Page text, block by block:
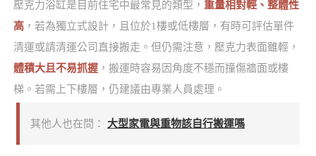
壓克力浴缸是目前住宅中最常見的類型， 重量相對輕、整體性
高，若為獨立式設計，且位於1樓或低樓層，有時可評估單件
清運或請清運公司直接搬走。但仍需注意，壓克力表面雖輕，
體積大且不易抓握，搬運時容易因角度不穩而撞傷牆面或樓
梯。若需上下樓層，仍建議由專業人員處理。
其他人也在問： 大型家電與重物該自行搬運嗎